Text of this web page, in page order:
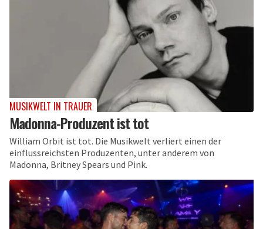
MUSIKWELT IN TRAUER
Madonna-Produzent ist tot
William Orbit ist tot. Die Musikwelt verliert einen der
einflussreichsten Produzenten, unter anderem von
Madonna, Britney Spears und Pink.